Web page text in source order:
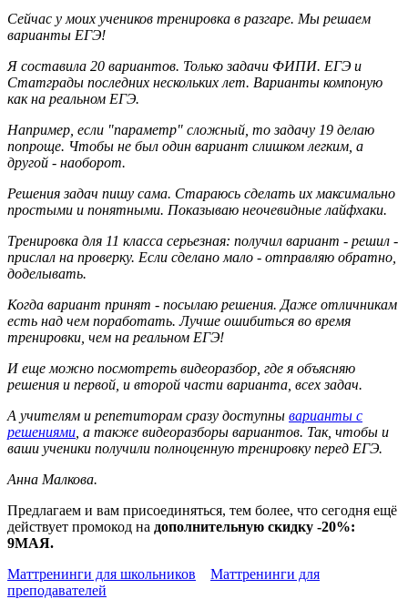
Сейчас у моих учеников тренировка в разгаре. Мы решаем
варианты ЕГЭ!
Я составила 20 вариантов. Только задачи ФИПИ. ЕГЭ и
Статграды последних нескольких лет. Варианты компоную
как на реальном ЕГЭ.
Например, если "параметр" сложный, то задачу 19 делаю
попроще. Чтобы не был один вариант слишком легким, а
другой - наоборот.
Решения задач пишу сама. Стараюсь сделать их максимально
простыми и понятными. Показываю неочевидные лайфхаки.
Тренировка для 11 класса серьезная: получил вариант - решил -
прислал на проверку. Если сделано мало - отправляю обратно,
доделывать.
Когда вариант принят - посылаю решения. Даже отличникам
есть над чем поработать. Лучше ошибиться во время
тренировки, чем на реальном ЕГЭ!
И еще можно посмотреть видеоразбор, где я объясняю
решения и первой, и второй части варианта, всех задач.
А учителям и репетиторам сразу доступны варианты с
решениями , а также видеоразборы вариантов. Так, чтобы и
ваши ученики получили полноценную тренировку перед ЕГЭ.
Анна Малкова.
Предлагаем и вам присоединяться, тем более, что сегодня ещё
действует промокод на дополнительную скидку -20%:
9МАЯ.
Маттренинги для школьников
Маттренинги для
преподавателей